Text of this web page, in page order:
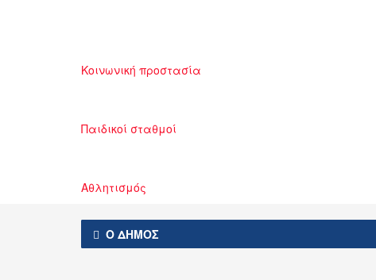
Κοινωνική προστασία
Παιδικοί σταθμοί
Αθλητισμός
Ο ΔΗΜΟΣ